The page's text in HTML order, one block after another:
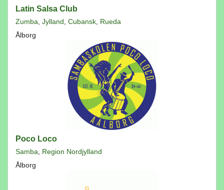
Latin Salsa Club
Zumba Jylland Cubansk Rueda
Ålborg
Poco Loco
Samba
Region Nordjylland
Ålborg